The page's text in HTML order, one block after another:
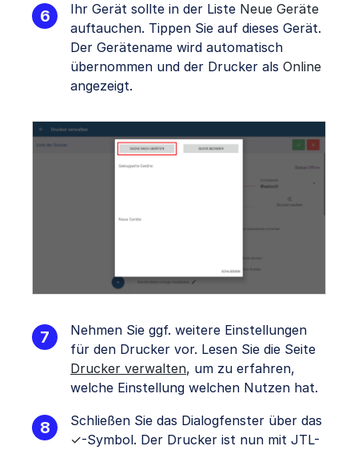
Ihr Gerät sollte in der Liste Neue Geräte
auftauchen. Tippen Sie auf dieses Gerät.
Der Gerätename wird automatisch
übernommen und der Drucker als Online
angezeigt.
Nehmen Sie ggf. weitere Einstellungen
für den Drucker vor. Lesen Sie die Seite
Drucker verwalten, um zu erfahren,
welche Einstellung welchen Nutzen hat.
Schließen Sie das Dialogfenster über das
✓-Symbol. Der Drucker ist nun mit JTL-